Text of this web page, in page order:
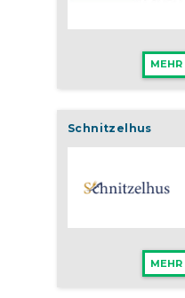
MEHR
Schnitzelhus
MEHR